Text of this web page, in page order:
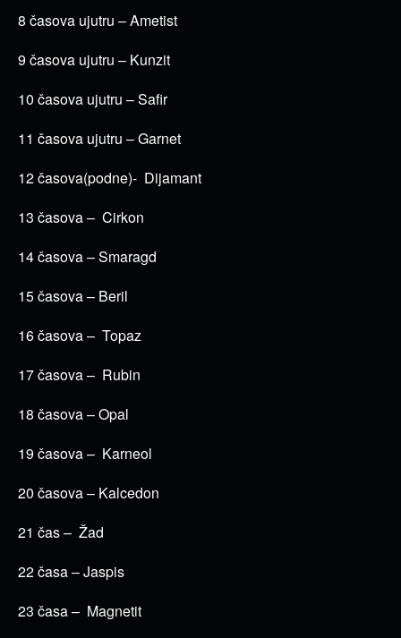
8 časova ujutru – Ametist
9 časova ujutru – Kunzit
10 časova ujutru – Safir
11 časova ujutru – Garnet
12 časova(podne)- Dijamant
13 časova – Cirkon
14 časova – Smaragd
15 časova – Beril
16 časova – Topaz
17 časova – Rubin
18 časova – Opal
19 časova – Karneol
20 časova – Kalcedon
21 čas – Žad
22 časa – Jaspis
23 časa – Magnetit